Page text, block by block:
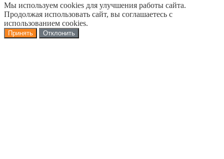
Мы используем cookies для улучшения работы сайта.
Продолжая использовать сайт, вы соглашаетесь с
использованием cookies.
Принять Отклонить